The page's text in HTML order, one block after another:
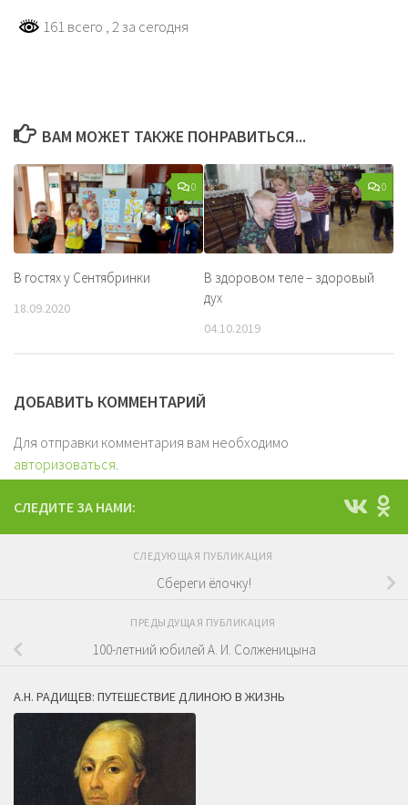
161 всего , 2 за сегодня
ВАМ МОЖЕТ ТАКЖЕ ПОНРАВИТЬСЯ...
0
В гостях у Сентябринки
18.09.2020
0
В здоровом теле – здоровый
дух
04.10.2019
ДОБАВИТЬ КОММЕНТАРИЙ
Для отправки комментария вам необходимо
авторизоваться
СЛЕДИТЕ ЗА НАМИ:
СЛЕДУЮЩАЯ ПУБЛИКАЦИЯ
Сбереги ёлочку!
ПРЕДЫДУЩАЯ ПУБЛИКАЦИЯ
100-летний юбилей А. И. Солженицына
А.Н. РАДИЩЕВ: ПУТЕШЕСТВИЕ ДЛИНОЮ В ЖИЗНЬ